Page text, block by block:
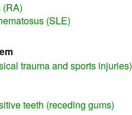
(RA)
(SLE)
trauma and sports injuries)
teeth (receding gums)